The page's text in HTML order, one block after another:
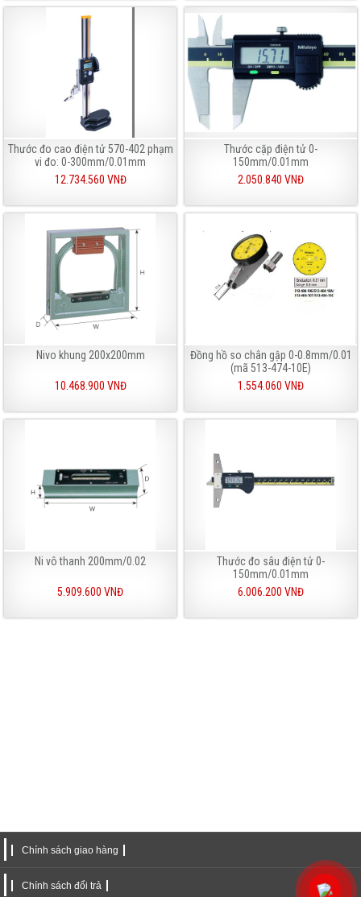
Thước đo cao điện tử 570-402 phạm
vi đo: 0-300mm/0.01mm
12.734.560 VNĐ
Thước cặp điện tử 0-
150mm/0.01mm
2.050.840 VNĐ
Nivo khung 200x200mm
10.468.900 VNĐ
Đồng hồ so chân gập 0-0.8mm/0.01
(mã 513-474-10E)
1.554.060 VNĐ
Ni vô thanh 200mm/0.02
5.909.600 VNĐ
Thước đo sâu điện tử 0-
150mm/0.01mm
6.006.200 VNĐ
Chính sách giao hàng
Chính sách đổi trả